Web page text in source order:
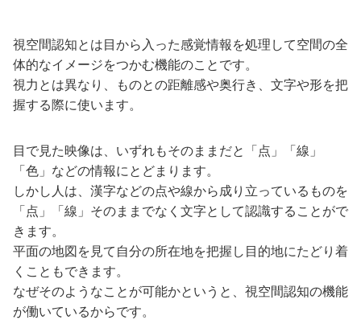
視空間認知とは目から入った感覚情報を処理して空間の全
体的なイメージをつかむ機能のことです。
視力とは異なり、ものとの距離感や奥行き、文字や形を把
握する際に使います。
目で見た映像は、いずれもそのままだと「点」「線」
「色」などの情報にとどまります。
しかし人は、漢字などの点や線から成り立っているものを
「点」「線」そのままでなく文字として認識することがで
きます。
平面の地図を見て自分の所在地を把握し目的地にたどり着
くこともできます。
なぜそのようなことが可能かというと、視空間認知の機能
が働いているからです。